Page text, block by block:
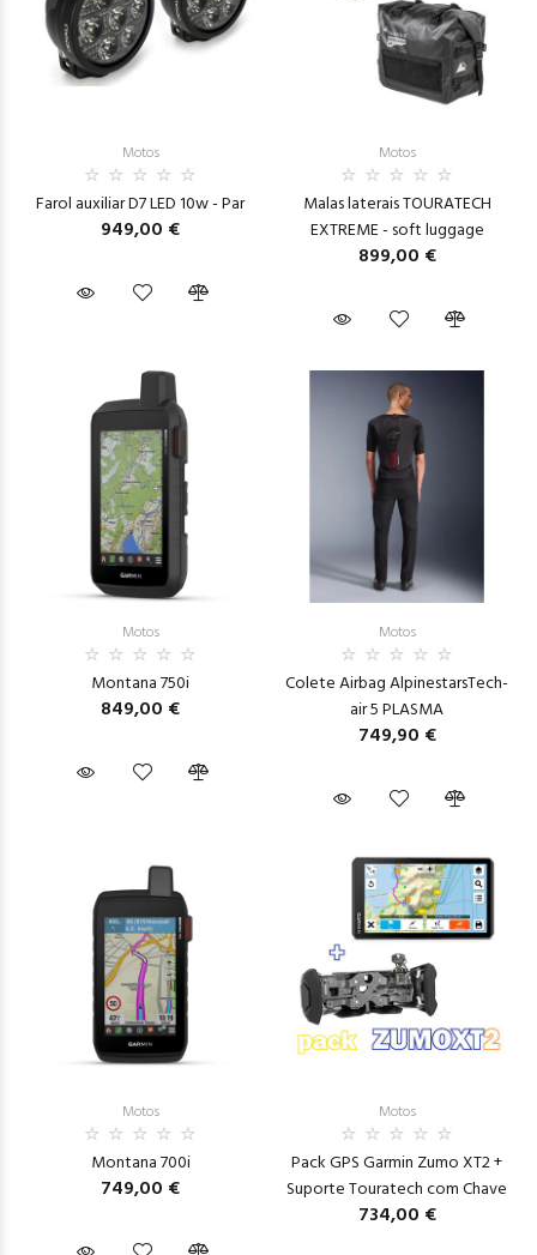
Motos
Farol auxiliar D7 LED 10w - Par
949,00 €
Motos
Malas laterais TOURATECH
EXTREME - soft luggage
899,00 €
Motos
Montana 750i
849,00 €
Motos
Colete Airbag AlpinestarsTech-
air 5 PLASMA
749,90 €
Motos
Montana 700i
749,00 €
Motos
Pack GPS Garmin Zumo XT2 +
Suporte Touratech com Chave
734,00 €